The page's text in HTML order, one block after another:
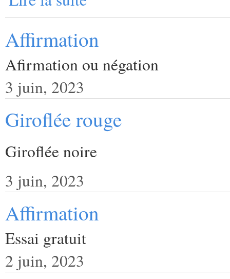
Affirmation
Afirmation ou négation
3 juin, 2023
Giroflée rouge
Giroflée noire
3 juin, 2023
Affirmation
Essai gratuit
2 juin, 2023